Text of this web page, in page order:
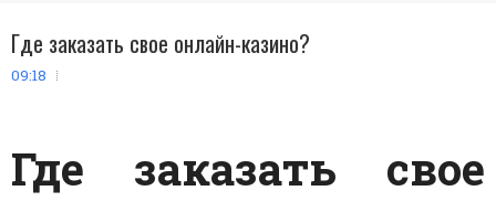
Где заказать свое онлайн-казино?
09:18
Где заказать свое